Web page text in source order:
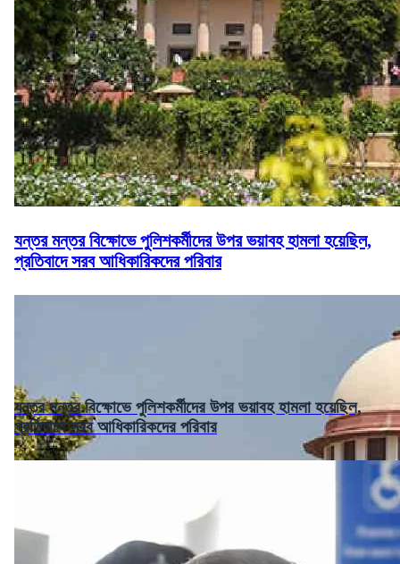
যন্তর মন্তর বিক্ষোভে পুলিশকর্মীদের উপর ভয়াবহ হামলা হয়েছিল,
প্রতিবাদে সরব আধিকারিকদের পরিবার
যন্তর মন্তর বিক্ষোভে পুলিশকর্মীদের উপর ভয়াবহ হামলা হয়েছিল,
প্রতিবাদে সরব আধিকারিকদের পরিবার